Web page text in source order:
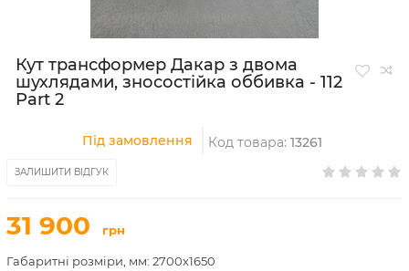
Кут трансформер Дакар з двома
шухлядами, зносостійка оббивка - 112
Part 2
Під замовлення Код товара: 13261
ЗАЛИШИТИ ВІДГУК
31 900 грн
Габаритні розміри, мм: 2700х1650